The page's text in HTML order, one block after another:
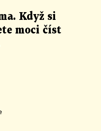
Když si
moci číst